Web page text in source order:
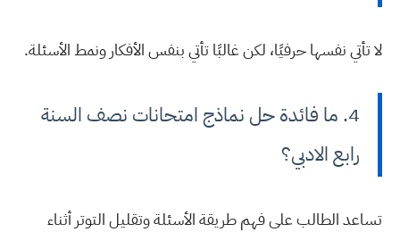
لا تأتي نفسها حرفيًا، لكن غالبًا تأتي بنفس الأفكار ونمط الأسئلة.
4. ما فائدة حل نماذج امتحانات نصف السنة
رابع الادبي؟
تساعد الطالب على فهم طريقة الأسئلة وتقليل التوتر أثناء